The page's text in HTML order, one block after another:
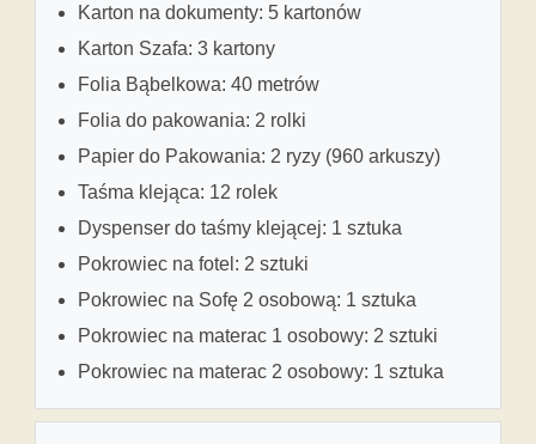
Karton na dokumenty: 5 kartonów
Karton Szafa: 3 kartony
Folia Bąbelkowa: 40 metrów
Folia do pakowania: 2 rolki
Papier do Pakowania: 2 ryzy (960 arkuszy)
Taśma klejąca: 12 rolek
Dyspenser do taśmy klejącej: 1 sztuka
Pokrowiec na fotel: 2 sztuki
Pokrowiec na Sofę 2 osobową: 1 sztuka
Pokrowiec na materac 1 osobowy: 2 sztuki
Pokrowiec na materac 2 osobowy: 1 sztuka